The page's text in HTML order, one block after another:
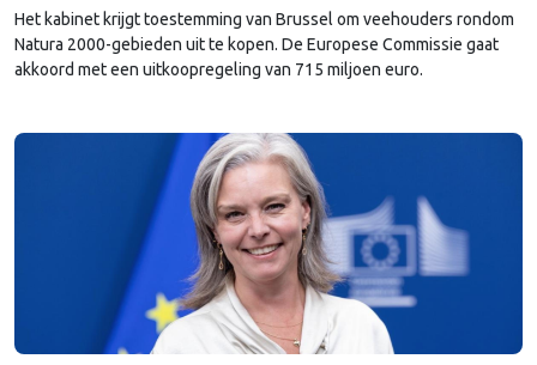
Het kabinet krijgt toestemming van Brussel om veehouders rondom
Natura 2000-gebieden uit te kopen. De Europese Commissie gaat
akkoord met een uitkoopregeling van 715 miljoen euro.